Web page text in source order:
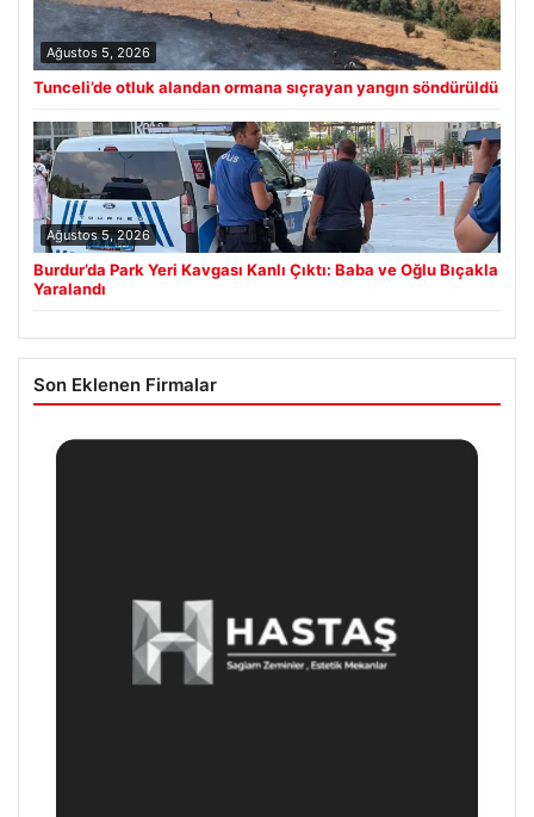
Ağustos 5, 2026
Tunceli’de otluk alandan ormana sıçrayan yangın söndürüldü
Ağustos 5, 2026
Burdur’da Park Yeri Kavgası Kanlı Çıktı: Baba ve Oğlu Bıçakla
Yaralandı
Son Eklenen Firmalar